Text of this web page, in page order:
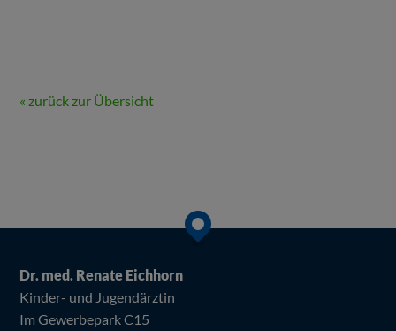
« zurück zur Übersicht
Beim Laden der Karte werden externe Inhalte und Cookies
Dr. med. Renate Eichhorn
Kinder- und Jugendärztin
Im Gewerbepark C15